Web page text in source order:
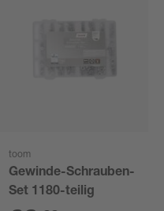
toom
Gewinde-Schrauben-
Set 1180-teilig